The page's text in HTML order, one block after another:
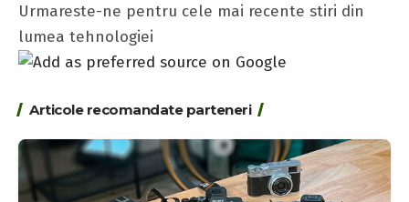
Urmareste-ne pentru cele mai recente stiri din
lumea tehnologiei
Articole recomandate parteneri